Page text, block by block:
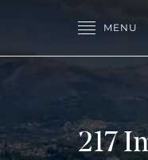
MENU
217